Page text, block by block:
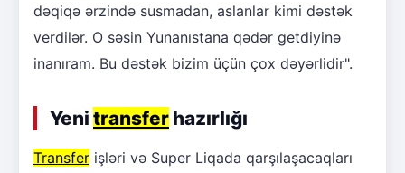
dəqiqə ərzində susmadan, aslanlar kimi dəstək
verdilər. O səsin Yunanıstana qədər getdiyinə
inanıram. Bu dəstək bizim üçün çox dəyərlidir".
Yeni transfer hazırlığı
Transfer işləri və Super Liqada qarşılaşacaqları